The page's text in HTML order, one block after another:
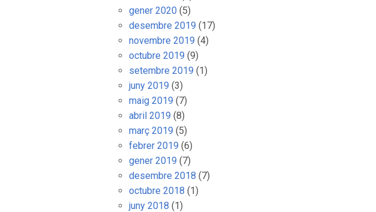
gener 2020 (5)
desembre 2019 (17)
novembre 2019 (4)
octubre 2019 (9)
setembre 2019 (1)
juny 2019 (3)
maig 2019 (7)
abril 2019 (8)
març 2019 (5)
febrer 2019 (6)
gener 2019 (7)
desembre 2018 (7)
octubre 2018 (1)
juny 2018 (1)